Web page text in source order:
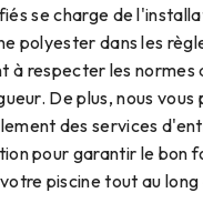
se charge de
polyester dans les
à respecter les normes
De plus, nous vous
des services
pour garantir le bon
piscine tout au long